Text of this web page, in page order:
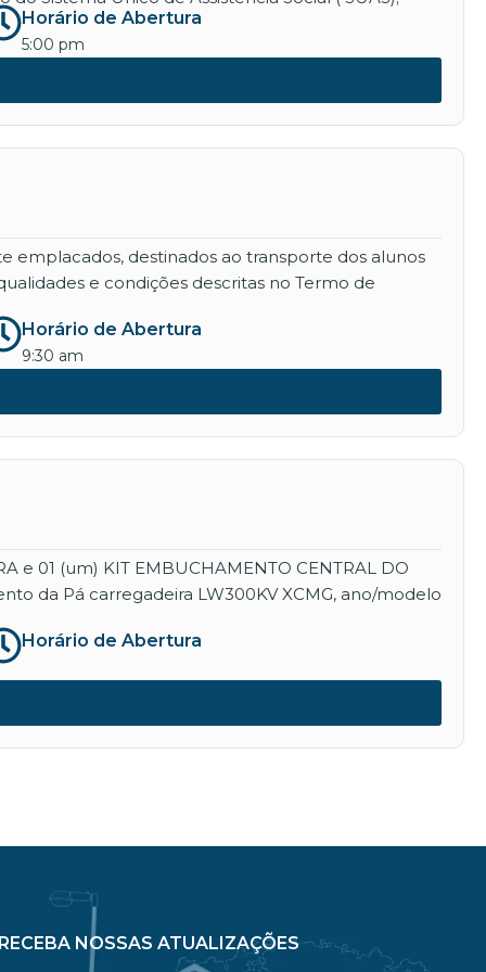
Horário de Abertura
5:00 pm
emplacados, destinados ao transporte dos alunos
e condições descritas no Termo de
Horário de Abertura
9:30 am
e 01 (um) KIT EMBUCHAMENTO CENTRAL DO
da Pá carregadeira LW300KV XCMG, ano/modelo
Horário de Abertura
RECEBA NOSSAS ATUALIZAÇÕES